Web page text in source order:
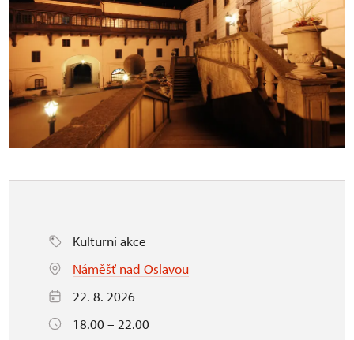
Kulturní akce
Náměšť nad Oslavou
22. 8. 2026
18.00 – 22.00